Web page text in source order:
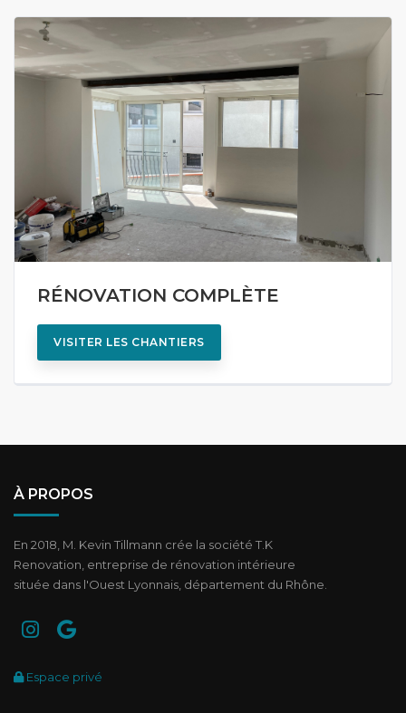
RÉNOVATION COMPLÈTE
VISITER LES CHANTIERS
À PROPOS
En 2018, M. Kevin Tillmann crée la société T.K
Renovation, entreprise de rénovation intérieure
située dans l'Ouest Lyonnais, département du Rhône.
Espace privé